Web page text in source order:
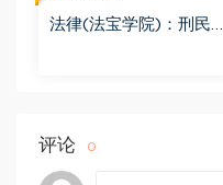
法律(法宝学院)：刑民交
评论 0